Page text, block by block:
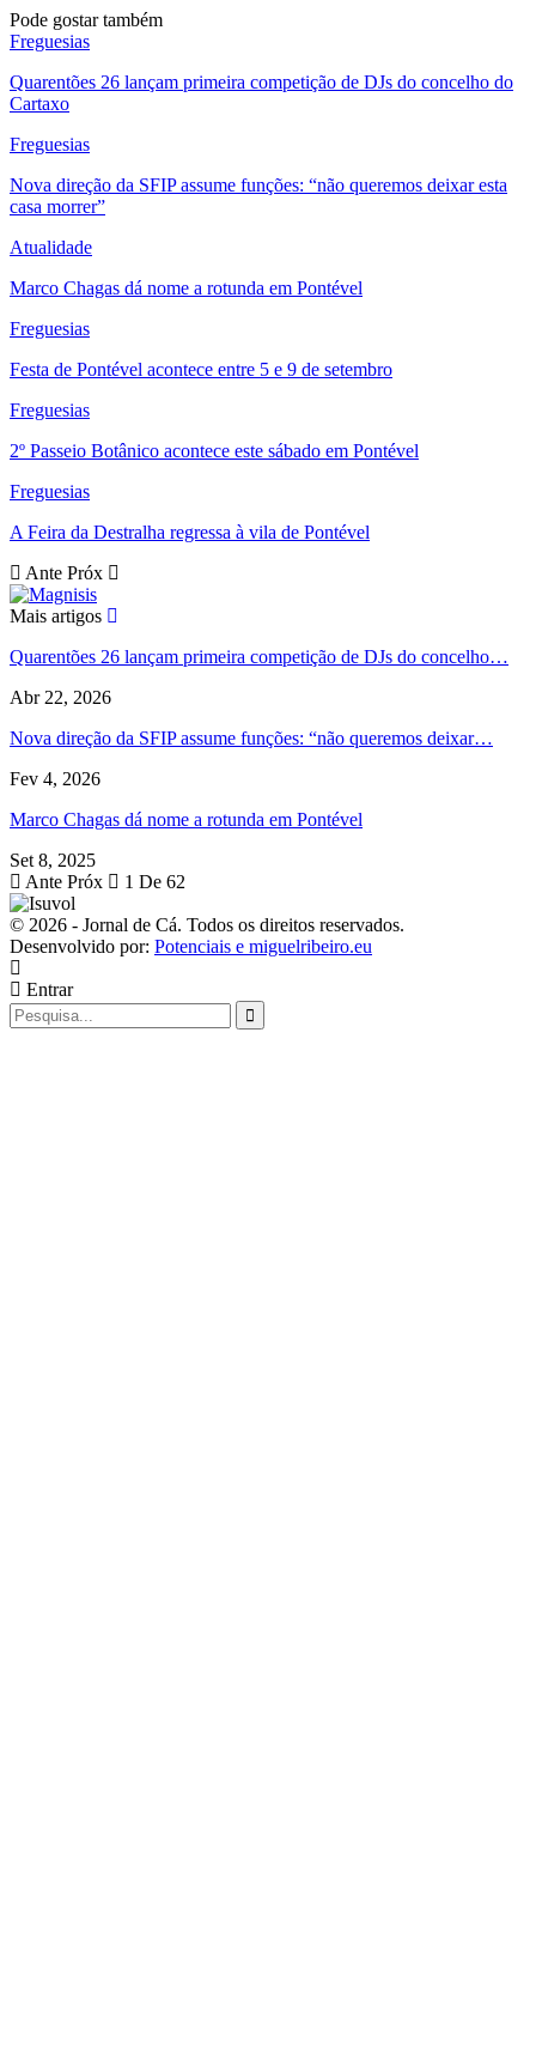
Pode gostar também
Freguesias
Quarentões 26 lançam primeira competição de DJs do concelho do
Cartaxo
Freguesias
Nova direção da SFIP assume funções: “não queremos deixar esta
casa morrer”
Atualidade
Marco Chagas dá nome a rotunda em Pontével
Freguesias
Festa de Pontével acontece entre 5 e 9 de setembro
Freguesias
2º Passeio Botânico acontece este sábado em Pontével
Freguesias
A Feira da Destralha regressa à vila de Pontével
Ante Próx
Mais artigos
Quarentões 26 lançam primeira competição de DJs do concelho…
Abr 22, 2026
Nova direção da SFIP assume funções: “não queremos deixar…
Fev 4, 2026
Marco Chagas dá nome a rotunda em Pontével
Set 8, 2025
Ante Próx 1 De 62
© 2026 - Jornal de Cá. Todos os direitos reservados.
Desenvolvido por: Potenciais e miguelribeiro.eu
Entrar